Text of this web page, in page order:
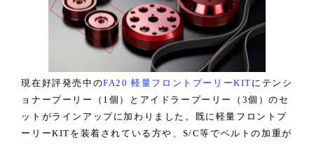
現在好評発売中のFA20 軽量フロントプーリーKIT にテンシ
ョナープーリー（1個）とアイドラープーリー（3個）のセ
ットがラインアップに加わりました。既に軽量フロントプ
ーリーKITを装着されている方や、S/C等でベルトの加重が